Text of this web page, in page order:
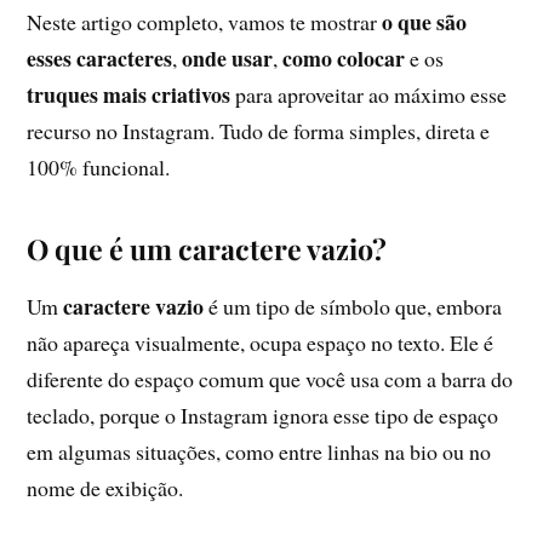
Neste artigo completo, vamos te mostraro que são
esses caracteres,onde usar,como colocare os
truques mais criativospara aproveitar ao máximo esse
recurso no Instagram. Tudo de forma simples, direta e
100% funcional.
O que é um caractere vazio?
Umcaractere vazioé um tipo de símbolo que, embora
não apareça visualmente, ocupa espaço no texto. Ele é
diferente do espaço comum que você usa com a barra do
teclado, porque o Instagram ignora esse tipo de espaço
em algumas situações, como entre linhas na bio ou no
nome de exibição.